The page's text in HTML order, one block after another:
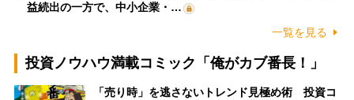
益続出の一方で、中小企業・…
一覧を見る
投資ノウハウ満載コミック「俺がカブ番長！」
「売り時」を逃さないトレンド見極め術 投資コ